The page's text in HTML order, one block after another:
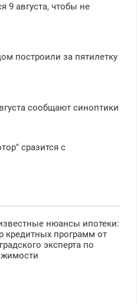
9 августа, чтобы не
построили за пятилетку
сообщают синоптики
сразится с
нюансы ипотеки:
кредитных программ от
эксперта по